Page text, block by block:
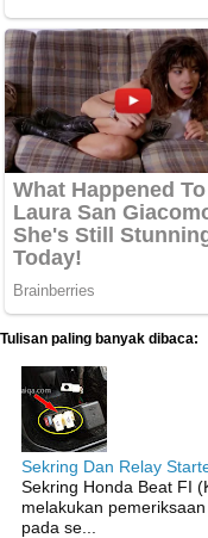
Tulisan paling banyak dibaca:
Sekring Dan Relay
Sekring Honda Beat FI
melakukan
pada se...